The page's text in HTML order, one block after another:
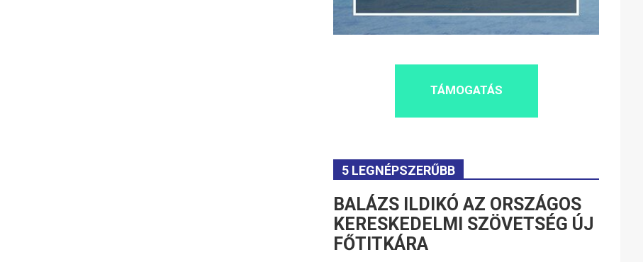
TÁMOGATÁS
5 LEGNÉPSZERŰBB
BALÁZS ILDIKÓ AZ ORSZÁGOS
KERESKEDELMI SZÖVETSÉG ÚJ
FŐTITKÁRA